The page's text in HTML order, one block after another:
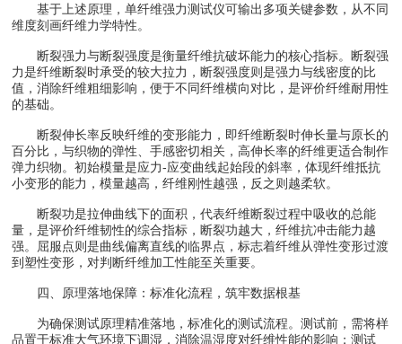
基于上述原理，单纤维强力测试仪可输出多项关键参数，从不同
维度刻画纤维力学特性。
断裂强力与断裂强度是衡量纤维抗破坏能力的核心指标。断裂强
力是纤维断裂时承受的较大拉力，断裂强度则是强力与线密度的比
值，消除纤维粗细影响，便于不同纤维横向对比，是评价纤维耐用性
的基础。
断裂伸长率反映纤维的变形能力，即纤维断裂时伸长量与原长的
百分比，与织物的弹性、手感密切相关，高伸长率的纤维更适合制作
弹力织物。初始模量是应力-应变曲线起始段的斜率，体现纤维抵抗
小变形的能力，模量越高，纤维刚性越强，反之则越柔软。
断裂功是拉伸曲线下的面积，代表纤维断裂过程中吸收的总能
量，是评价纤维韧性的综合指标，断裂功越大，纤维抗冲击能力越
强。屈服点则是曲线偏离直线的临界点，标志着纤维从弹性变形过渡
到塑性变形，对判断纤维加工性能至关重要。
四、原理落地保障：标准化流程，筑牢数据根基
为确保测试原理精准落地，标准化的测试流程。测试前，需将样
品置于标准大气环境下调湿，消除温湿度对纤维性能的影响；测试